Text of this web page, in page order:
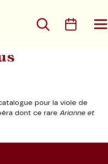
Rechercher
pour la viole de
dont ce rare Arianne et